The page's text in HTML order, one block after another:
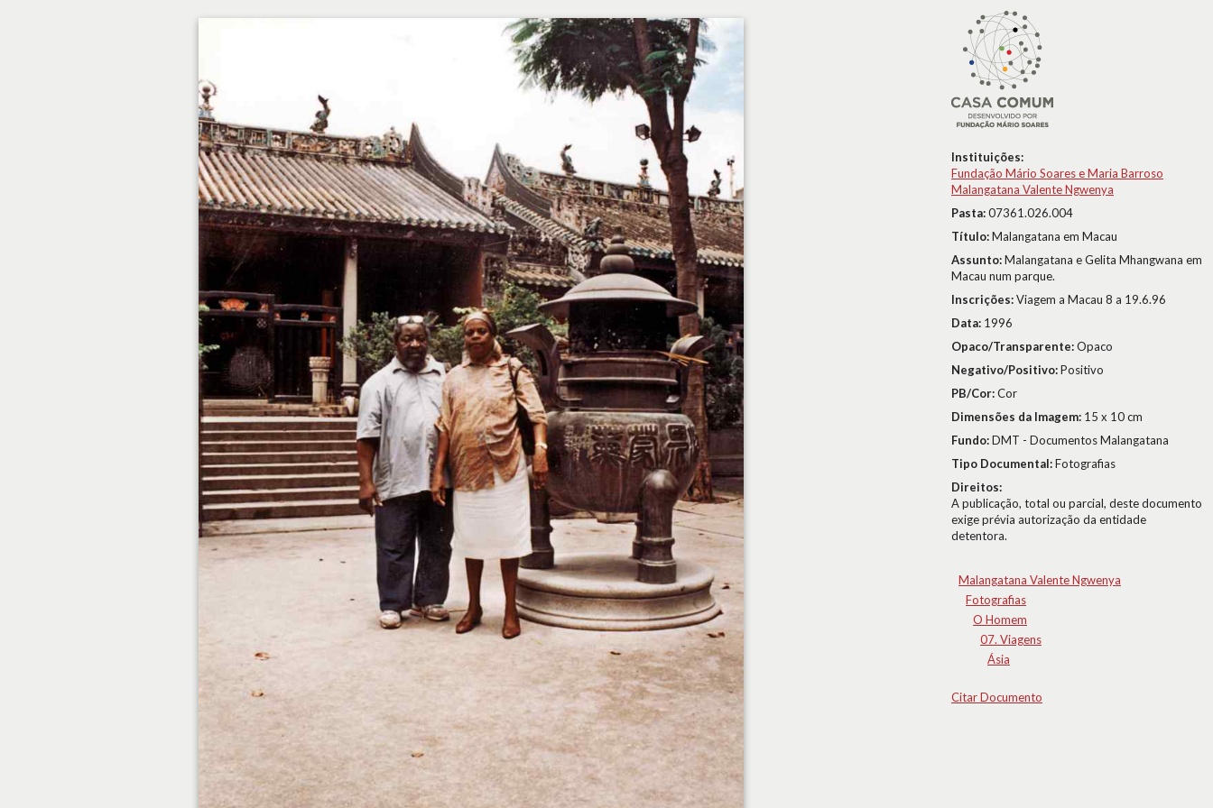
Instituições:
Fundação Mário Soares e Maria Barroso
Malangatana Valente Ngwenya
Pasta:07361.026.004
Título:Malangatana em Macau
Assunto:Malangatana e Gelita Mhangwana em
Macau num parque.
Inscrições:Viagem a Macau 8 a 19.6.96
Data: 1996
Opaco/Transparente:Opaco
Negativo/Positivo:Positivo
PB/Cor:Cor
Dimensões da Imagem: 15 x 10 cm
Fundo:DMT - Documentos Malangatana
Tipo Documental:Fotografias
Direitos:
A publicação, total ou parcial, deste documento
exige prévia autorização da entidade
detentora.
Malangatana Valente Ngwenya
Fotografias
O Homem
07. Viagens
Ásia
Citar Documento